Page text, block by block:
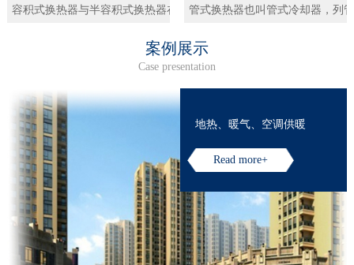
容积式换热器与半容积式换热器在热水加热领域中的应用最为广泛。
管式换热器也叫管式冷却器，列
案例展示
Case presentation
地热、暖气、空调供暖
Read more+